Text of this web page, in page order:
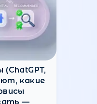
Meta и
в 2026: как
блокировки со
и Google в 2026
выживанию для
SMM. Узнайте, как